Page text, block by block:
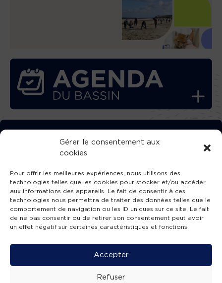
Gérer le consentement aux
cookies
Pour offrir les meilleures expériences, nous utilisons des
technologies telles que les cookies pour stocker et/ou accéder
aux informations des appareils. Le fait de consentir à ces
technologies nous permettra de traiter des données telles que le
comportement de navigation ou les ID uniques sur ce site. Le fait
de ne pas consentir ou de retirer son consentement peut avoir
un effet négatif sur certaines caractéristiques et fonctions.
Accepter
Refuser
TÉLÉCHARGEZ GRATUITEMENT
L’APPLICATION TVBA !
SUIVEZ-NOUS !
Mentions légales -Accessibilité